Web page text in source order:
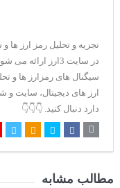
تجزیه و تحلیل رمز ارز ها
در سایت 3ارز
سیگنال های رمزارز ها و
ارز های دیجیتال، سایت و
دارد دنبال کنید. 👇👇👇
مطالب مشابه